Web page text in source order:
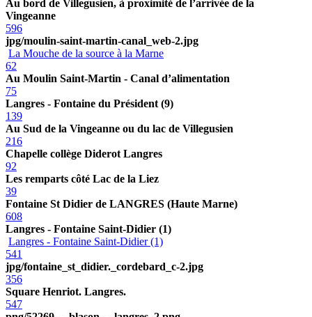
Au bord de Villegusien, à proximité de l’arrivée de la
Vingeanne
596
jpg/moulin-saint-martin-canal_web-2.jpg
La Mouche de la source à la Marne
62
Au Moulin Saint-Martin - Canal d’alimentation
75
Langres - Fontaine du Président (9)
139
Au Sud de la Vingeanne ou du lac de Villegusien
216
Chapelle collège Diderot Langres
92
Les remparts côté Lac de la Liez
39
Fontaine St Didier de LANGRES (Haute Marne)
608
Langres - Fontaine Saint-Didier (1)
Langres - Fontaine Saint-Didier (1)
541
jpg/fontaine_st_didier._cordebard_c-2.jpg
356
Square Henriot. Langres.
547